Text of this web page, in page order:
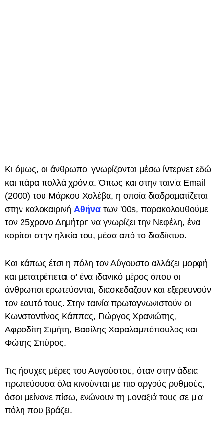
Κι όμως, οι άνθρωποι γνωρίζονται μέσω ίντερνετ εδώ
και πάρα πολλά χρόνια. Όπως και στην ταινία Email
(2000) του Μάρκου Χολέβα, η οποία διαδραματίζεται
στην καλοκαιρινή Αθήνα των '00s, παρακολουθούμε
τον 25χρονο Δημήτρη να γνωρίζει την Νεφέλη, ένα
κορίτσι στην ηλικία του, μέσα από το διαδίκτυο.
Και κάπως έτσι η πόλη τον Αύγουστο αλλάζει μορφή
και μετατρέπεται σ' ένα ιδανικό μέρος όπου οι
άνθρωποι ερωτεύονται, διασκεδάζουν και εξερευνούν
τον εαυτό τους. Στην ταινία πρωταγνωνιστούν οι
Κωνσταντίνος Κάππας, Γιώργος Χρανιώτης,
Αφροδίτη Σιμήτη, Βασίλης Χαραλαμπόπουλος και
Φώτης Σπύρος.
Τις ήσυχες μέρες του Αυγούστου, όταν στην άδεια
πρωτεύουσα όλα κινούνται με πιο αργούς ρυθμούς,
όσοι μείνανε πίσω, ενώνουν τη μοναξιά τους σε μια
πόλη που βράζει.